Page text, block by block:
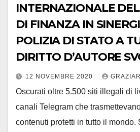
INTERNAZIONALE
DI FINANZA IN
POLIZIA DI STATO A
DIRITTO D’AUTORE
PAESI ESTERI
12 NOVEMBRE 2020
Oscurati oltre 5.500 siti illegali di
canali Telegram che
contenuti protetti in tutto il mondo.